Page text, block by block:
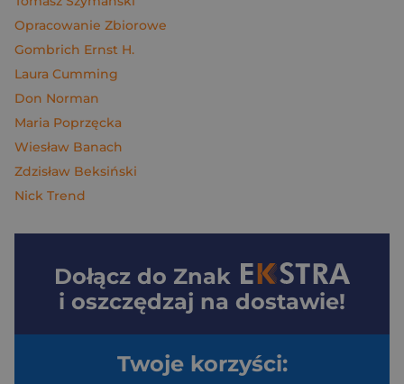
Opracowanie Zbiorowe
Gombrich Ernst H.
Laura Cumming
Don Norman
Maria Poprzęcka
Wiesław Banach
Zdzisław Beksiński
Nick Trend
Dołącz do Znak
i oszczędzaj na dostawie!
Twoje korzyści: